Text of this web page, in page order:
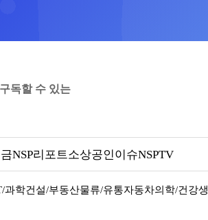
독할 수 있는
NSP리포트소상공인이슈NSPTV
과학건설/부동산물류/유통자동차의학/건강